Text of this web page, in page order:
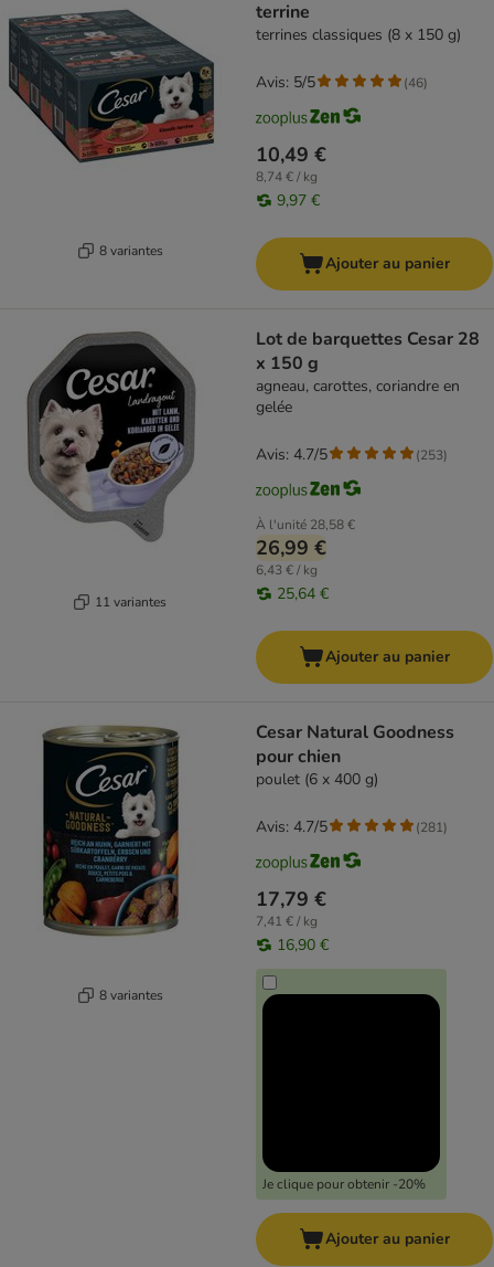
8 variantes
terrine
terrines classiques (8 x 150 g)
10,49 €
8,74 € / kg
9,97 €
Avis: 5/5 (46)
Ajouter au panier
11 variantes
Lot de barquettes Cesar 28
x 150 g
agneau, carottes, coriandre en
gelée
À l'unité 28,58 €
26,99 €
6,43 € / kg
25,64 €
Avis: 4.7/5 (253)
Ajouter au panier
8 variantes
Cesar Natural Goodness
pour chien
poulet (6 x 400 g)
17,79 €
7,41 € / kg
16,90 €
Je clique pour obtenir -20%
Avis: 4.7/5 (281)
Ajouter au panier